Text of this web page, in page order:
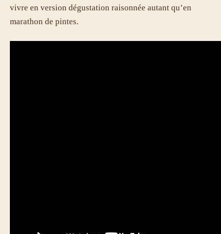
vivre en version dégustation raisonnée autant qu’en
marathon de pintes.